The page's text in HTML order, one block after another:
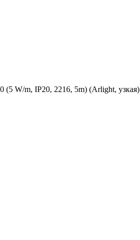
W/m, IP20, 2216, 5m) (Arlight, узкая)